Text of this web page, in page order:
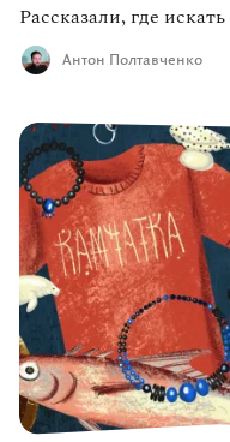
Рассказали, где
Антон Полтавченко